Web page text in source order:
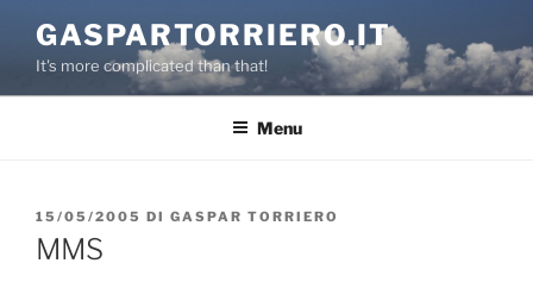
contenuto
GASPARTORRIERO.IT
It's more complicated than that!
Menu
PUBBLICATO
IL
15/05/2005 DI GASPAR TORRIERO
MMS